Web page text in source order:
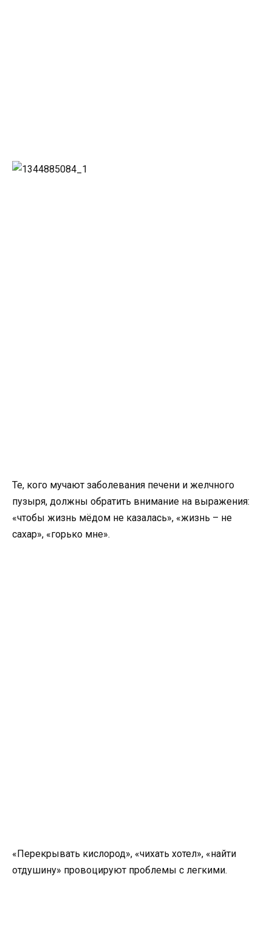
Те, кого мучают заболевания печени и желчного
пузыря, должны обратить внимание на выражения:
«чтобы жизнь мёдом не казалась», «жизнь – не
сахар», «горько мне».
«Перекрывать кислород», «чихать хотел», «найти
отдушину» провоцируют проблемы с легкими.